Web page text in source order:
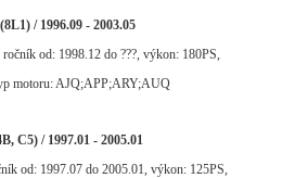
/ 1996.09 - 2003.05
od: 1998.12 do ???, výkon: 180PS,
motoru: AJQ;APP;ARY;AUQ
C5) / 1997.01 - 2005.01
od: 1997.07 do 2005.01, výkon: 125PS,